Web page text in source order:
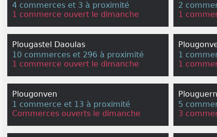
4 commerces et 3 à proximité
1 commerce ouvert le dimanche
2
1
Plougastel Daoulas
10 commerces et 296 à proximité
1 commerce ouvert le dimanche
1
1
Plougonven
1 commerce et 13 à proximité
Commerces ouverts le dimanche
5
3